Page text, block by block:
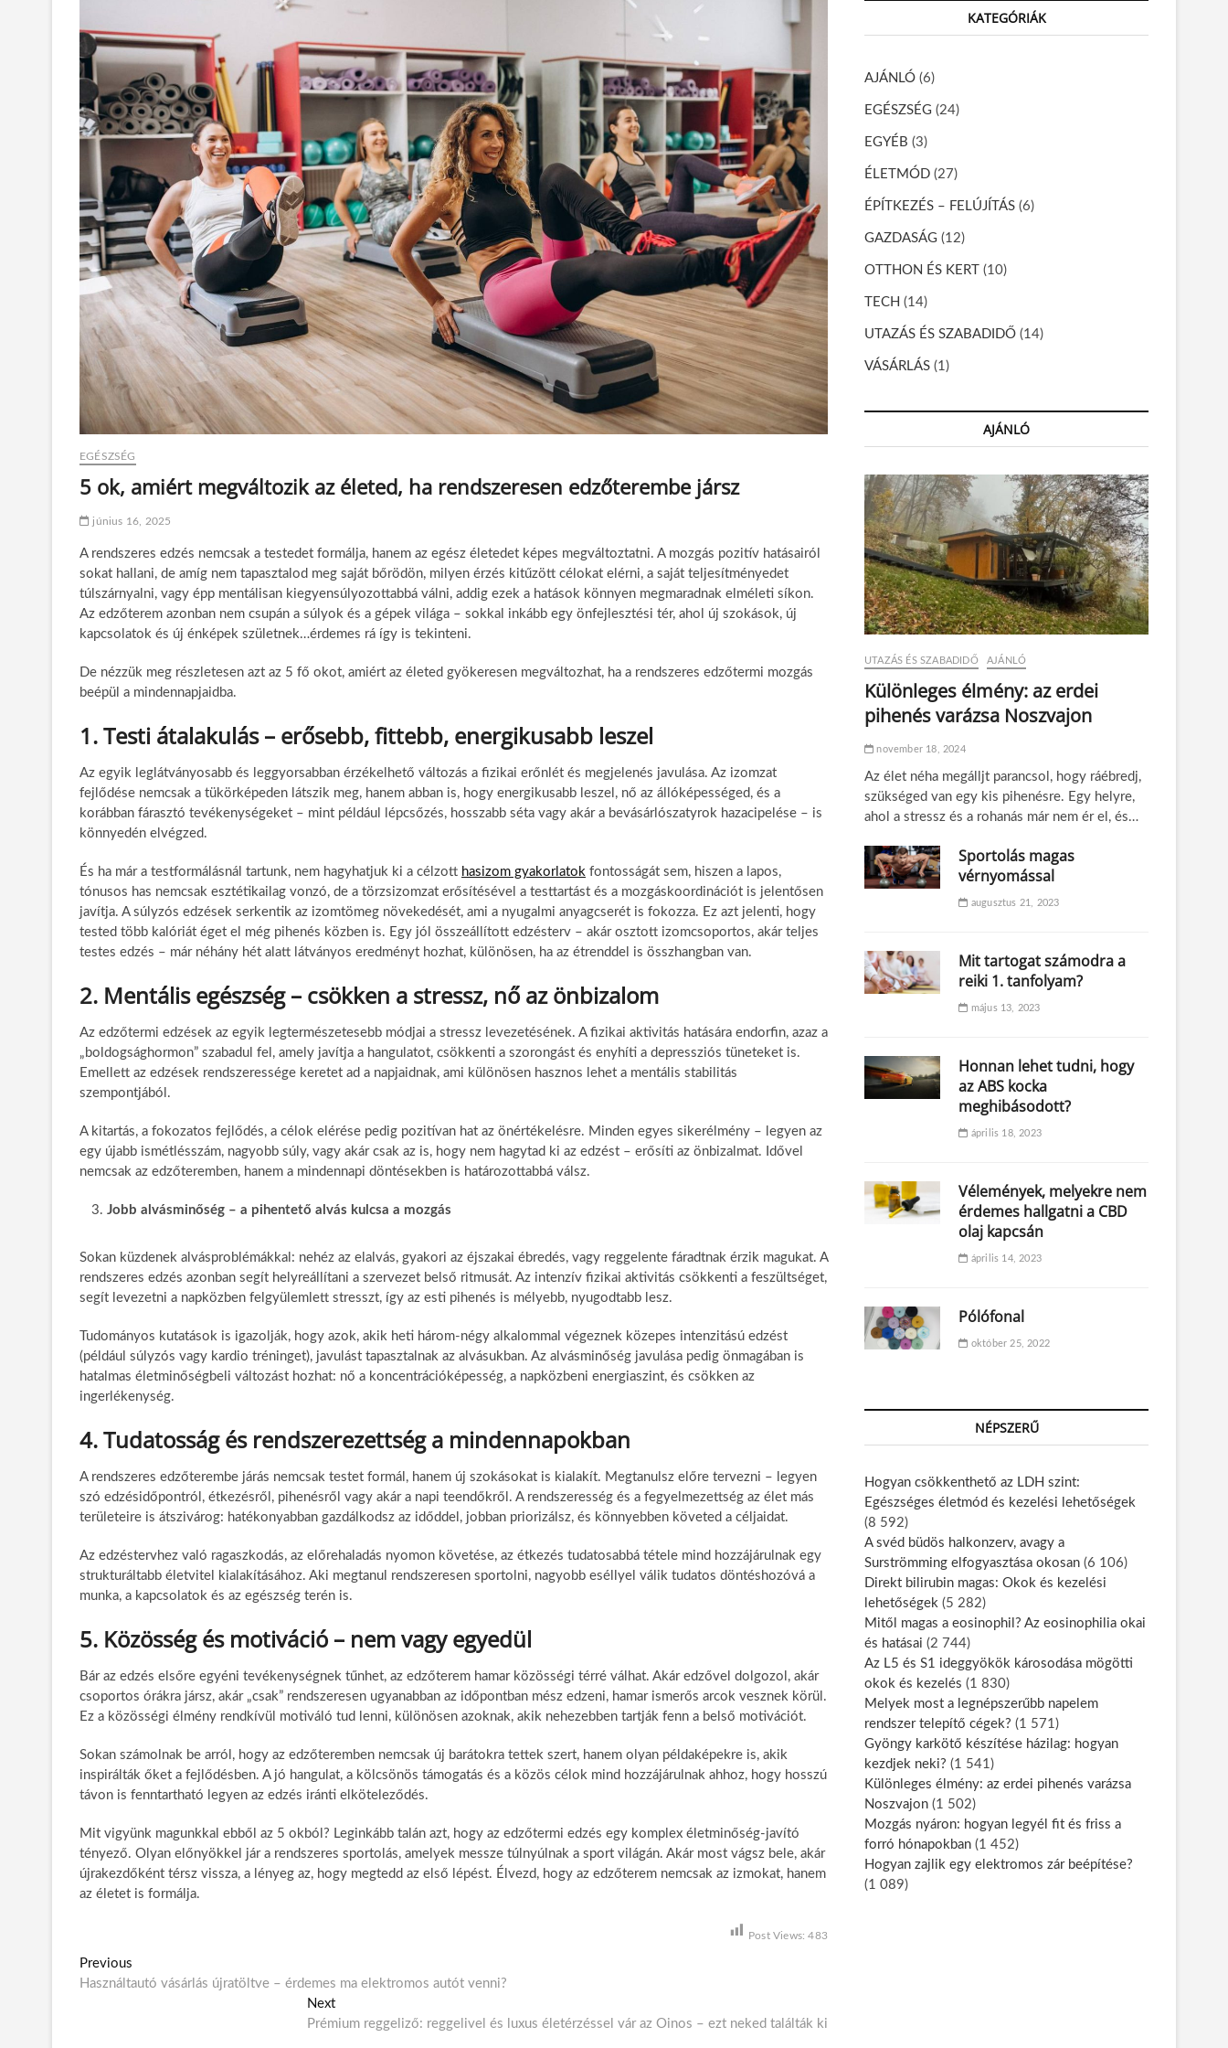
EGÉSZSÉG
5 ok, amiért megváltozik az életed, ha rendszeresen edzőterembe jársz
június 16, 2025
A rendszeres edzés nemcsak a testedet formálja, hanem az egész életedet képes megváltoztatni. A mozgás pozitív hatásairól
sokat hallani, de amíg nem tapasztalod meg saját bőrödön, milyen érzés kitűzött célokat elérni, a saját teljesítményedet
túlszárnyalni, vagy épp mentálisan kiegyensúlyozottabbá válni, addig ezek a hatások könnyen megmaradnak elméleti síkon.
Az edzőterem azonban nem csupán a súlyok és a gépek világa – sokkal inkább egy önfejlesztési tér, ahol új szokások, új
kapcsolatok és új énképek születnek…érdemes rá így is tekinteni.
De nézzük meg részletesen azt az 5 fő okot, amiért az életed gyökeresen megváltozhat, ha a rendszeres edzőtermi mozgás
beépül a mindennapjaidba.
1. Testi átalakulás – erősebb, fittebb, energikusabb leszel
Az egyik leglátványosabb és leggyorsabban érzékelhető változás a fizikai erőnlét és megjelenés javulása. Az izomzat
fejlődése nemcsak a tükörképeden látszik meg, hanem abban is, hogy energikusabb leszel, nő az állóképességed, és a
korábban fárasztó tevékenységeket – mint például lépcsőzés, hosszabb séta vagy akár a bevásárlószatyrok hazacipelése – is
könnyedén elvégzed.
És ha már a testformálásnál tartunk, nem hagyhatjuk ki a célzott hasizom gyakorlatok fontosságát sem, hiszen a lapos,
tónusos has nemcsak esztétikailag vonzó, de a törzsizomzat erősítésével a testtartást és a mozgáskoordinációt is jelentősen
javítja. A súlyzós edzések serkentik az izomtömeg növekedését, ami a nyugalmi anyagcserét is fokozza. Ez azt jelenti, hogy
tested több kalóriát éget el még pihenés közben is. Egy jól összeállított edzésterv – akár osztott izomcsoportos, akár teljes
testes edzés – már néhány hét alatt látványos eredményt hozhat, különösen, ha az étrenddel is összhangban van.
2. Mentális egészség – csökken a stressz, nő az önbizalom
Az edzőtermi edzések az egyik legtermészetesebb módjai a stressz levezetésének. A fizikai aktivitás hatására endorfin, azaz a
„boldogsághormon” szabadul fel, amely javítja a hangulatot, csökkenti a szorongást és enyhíti a depressziós tüneteket is.
Emellett az edzések rendszeressége keretet ad a napjaidnak, ami különösen hasznos lehet a mentális stabilitás
szempontjából.
A kitartás, a fokozatos fejlődés, a célok elérése pedig pozitívan hat az önértékelésre. Minden egyes sikerélmény – legyen az
egy újabb ismétlésszám, nagyobb súly, vagy akár csak az is, hogy nem hagytad ki az edzést – erősíti az önbizalmat. Idővel
nemcsak az edzőteremben, hanem a mindennapi döntésekben is határozottabbá válsz.
Jobb alvásminőség – a pihentető alvás kulcsa a mozgás
Sokan küzdenek alvásproblémákkal: nehéz az elalvás, gyakori az éjszakai ébredés, vagy reggelente fáradtnak érzik magukat. A
rendszeres edzés azonban segít helyreállítani a szervezet belső ritmusát. Az intenzív fizikai aktivitás csökkenti a feszültséget,
segít levezetni a napközben felgyülemlett stresszt, így az esti pihenés is mélyebb, nyugodtabb lesz.
Tudományos kutatások is igazolják, hogy azok, akik heti három-négy alkalommal végeznek közepes intenzitású edzést
(például súlyzós vagy kardio tréninget), javulást tapasztalnak az alvásukban. Az alvásminőség javulása pedig önmagában is
hatalmas életminőségbeli változást hozhat: nő a koncentrációképesség, a napközbeni energiaszint, és csökken az
ingerlékenység.
4. Tudatosság és rendszerezettség a mindennapokban
A rendszeres edzőterembe járás nemcsak testet formál, hanem új szokásokat is kialakít. Megtanulsz előre tervezni – legyen
szó edzésidőpontról, étkezésről, pihenésről vagy akár a napi teendőkről. A rendszeresség és a fegyelmezettség az élet más
területeire is átszivárog: hatékonyabban gazdálkodsz az időddel, jobban priorizálsz, és könnyebben követed a céljaidat.
Az edzéstervhez való ragaszkodás, az előrehaladás nyomon követése, az étkezés tudatosabbá tétele mind hozzájárulnak egy
strukturáltabb életvitel kialakításához. Aki megtanul rendszeresen sportolni, nagyobb eséllyel válik tudatos döntéshozóvá a
munka, a kapcsolatok és az egészség terén is.
5. Közösség és motiváció – nem vagy egyedül
Bár az edzés elsőre egyéni tevékenységnek tűnhet, az edzőterem hamar közösségi térré válhat. Akár edzővel dolgozol, akár
csoportos órákra jársz, akár „csak” rendszeresen ugyanabban az időpontban mész edzeni, hamar ismerős arcok vesznek körül.
Ez a közösségi élmény rendkívül motiváló tud lenni, különösen azoknak, akik nehezebben tartják fenn a belső motivációt.
Sokan számolnak be arról, hogy az edzőteremben nemcsak új barátokra tettek szert, hanem olyan példaképekre is, akik
inspirálták őket a fejlődésben. A jó hangulat, a kölcsönös támogatás és a közös célok mind hozzájárulnak ahhoz, hogy hosszú
távon is fenntartható legyen az edzés iránti elköteleződés.
Mit vigyünk magunkkal ebből az 5 okból? Leginkább talán azt, hogy az edzőtermi edzés egy komplex életminőség-javító
tényező. Olyan előnyökkel jár a rendszeres sportolás, amelyek messze túlnyúlnak a sport világán. Akár most vágsz bele, akár
újrakezdőként térsz vissza, a lényeg az, hogy megtedd az első lépést. Élvezd, hogy az edzőterem nemcsak az izmokat, hanem
az életet is formálja.
Post Views: 483
B
e
Previous
r
Használtautó vásárlás újratöltve – érdemes ma elektromos autót venni?
Next
e
Prémium reggeliző: reggelivel és luxus életérzéssel vár az Oinos – ezt neked találták ki
r
KATEGÓRIÁK
AJÁNLÓ (6)
EGÉSZSÉG (24)
EGYÉB (3)
ÉLETMÓD (27)
ÉPÍTKEZÉS – FELÚJÍTÁS (6)
GAZDASÁG (12)
OTTHON ÉS KERT (10)
TECH (14)
UTAZÁS ÉS SZABADIDŐ (14)
VÁSÁRLÁS (1)
AJÁNLÓ
UTAZÁS ÉS SZABADIDŐ AJÁNLÓ
Különleges élmény: az erdei
pihenés varázsa Noszvajon
november 18, 2024
Az élet néha megálljt parancsol, hogy ráébredj,
szükséged van egy kis pihenésre. Egy helyre,
ahol a stressz és a rohanás már nem ér el, és…
Sportolás magas
vérnyomással
augusztus 21, 2023
Mit tartogat számodra a
reiki 1. tanfolyam?
május 13, 2023
Honnan lehet tudni, hogy
az ABS kocka
meghibásodott?
április 18, 2023
Vélemények, melyekre nem
érdemes hallgatni a CBD
olaj kapcsán
április 14, 2023
Pólófonal
október 25, 2022
NÉPSZERŰ
Hogyan csökkenthető az LDH szint:
Egészséges életmód és kezelési lehetőségek
(8 592)
A svéd büdös halkonzerv, avagy a
Surströmming elfogyasztása okosan (6 106)
Direkt bilirubin magas: Okok és kezelési
lehetőségek (5 282)
Mitől magas a eosinophil? Az eosinophilia okai
és hatásai (2 744)
Az L5 és S1 ideggyökök károsodása mögötti
okok és kezelés (1 830)
Melyek most a legnépszerűbb napelem
rendszer telepítő cégek? (1 571)
Gyöngy karkötő készítése házilag: hogyan
kezdjek neki? (1 541)
Különleges élmény: az erdei pihenés varázsa
Noszvajon (1 502)
Mozgás nyáron: hogyan legyél fit és friss a
forró hónapokban (1 452)
Hogyan zajlik egy elektromos zár beépítése?
(1 089)